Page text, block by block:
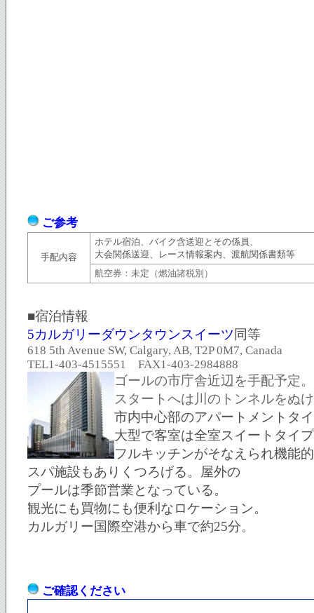
ご参考
手配内容
ホテル宿泊、バイク含送迎とその係員、
大会関係送迎、レース情報案内、渡航関係書類等
航空券： 未定（燃油諸税別）
■宿泊情報
5カルガリーダウンタウンスイーツ 同等
618 5th Avenue SW, Calgary, AB, T2P 0M7, Canada
TEL1-403-4515551 FAX1-403-2984888
ゴールの市庁舎近辺を手配予定。
スタートへは川のトンネルをぬ
市内中心部のアパートメントタ
大型で客室は全室スイートタイ
フルキッチンがそなえられ機能
スパ施設もありくつろげる。屋外の
プールは季節営業となっている。
観光にも買物にも便利なロケーション。
カルガリー国際空港から車で約25分。
ご確認ください